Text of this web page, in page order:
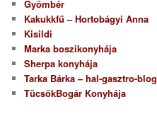
Gyömbér
Kakukkfű – Hortobágyi Anna
Kisildi
Marka boszikonyhája
Sherpa konyhája
Tarka Bárka – hal-gasztro-blog
TücsökBogár Konyhája